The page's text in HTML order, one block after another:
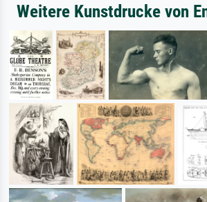
Weitere Kunstdrucke von